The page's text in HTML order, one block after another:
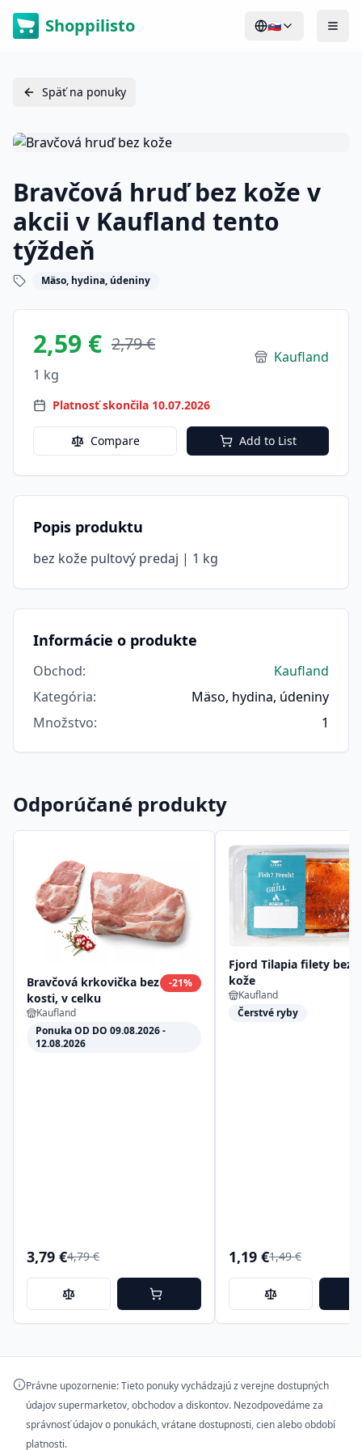
Shoppilisto 🇸🇰
Späť na ponuky
Bravčová hruď bez kože v
akcii v Kaufland tento
týždeň
Mäso, hydina, údeniny
2,59 € 2,79 €
1 kg
Kaufland
Platnosť skončila 10.07.2026
Compare Add to List
Popis produktu
bez kože pultový predaj | 1 kg
Informácie o produkte
Obchod:
Kaufland
Kategória:
Mäso, hydina, údeniny
Množstvo: 1
Odporúčané produkty
Bravčová krkovička bez
kosti, v celku
-21%
Kaufland
Ponuka OD DO 09.08.2026 -
12.08.2026
3,79 €4,79 €
Fjord Tilapia filety bez
kože
Kaufland
Čerstvé ryby
1,19 €1,49 €
Právne upozornenie: Tieto ponuky vychádzajú z verejne dostupných
údajov supermarketov, obchodov a diskontov. Nezodpovedáme za
správnosť údajov o ponukách, vrátane dostupnosti, cien alebo období
platnosti.